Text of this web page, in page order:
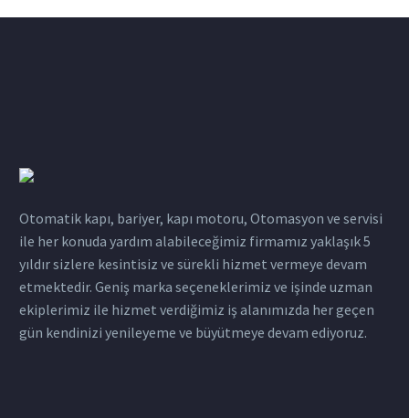
Otomatik kapı, bariyer, kapı motoru, Otomasyon ve servisi
ile her konuda yardım alabileceğimiz firmamız yaklaşık 5
yıldır sizlere kesintisiz ve sürekli hizmet vermeye devam
etmektedir. Geniş marka seçeneklerimiz ve işinde uzman
ekiplerimiz ile hizmet verdiğimiz iş alanımızda her geçen
gün kendinizi yenileyeme ve büyütmeye devam ediyoruz.